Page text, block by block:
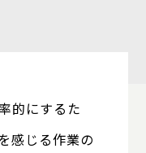
的にするた
感じる作業の